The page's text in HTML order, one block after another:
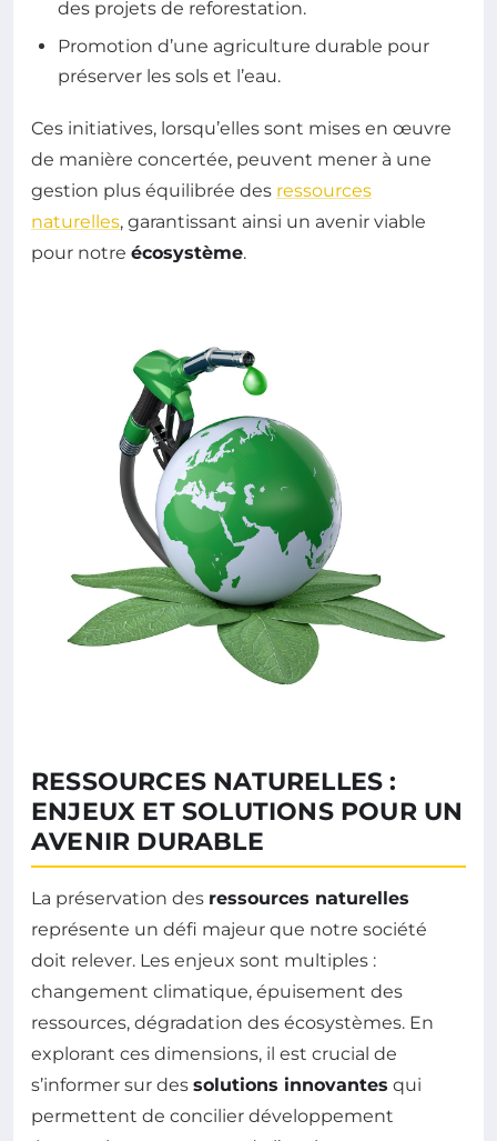
des projets de reforestation.
Promotion d’une agriculture durable pour
préserver les sols et l’eau.
Ces initiatives, lorsqu’elles sont mises en œuvre
de manière concertée, peuvent mener à une
gestion plus équilibrée des ressources
naturelles, garantissant ainsi un avenir viable
pour notre écosystème.
RESSOURCES NATURELLES :
ENJEUX ET SOLUTIONS POUR UN
AVENIR DURABLE
La préservation des ressources naturelles
représente un défi majeur que notre société
doit relever. Les enjeux sont multiples :
changement climatique, épuisement des
ressources, dégradation des écosystèmes. En
explorant ces dimensions, il est crucial de
s’informer sur des solutions innovantes qui
permettent de concilier développement